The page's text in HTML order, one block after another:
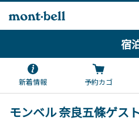
宿
新着情報 予約カゴ
モンベル 奈良五條ゲス